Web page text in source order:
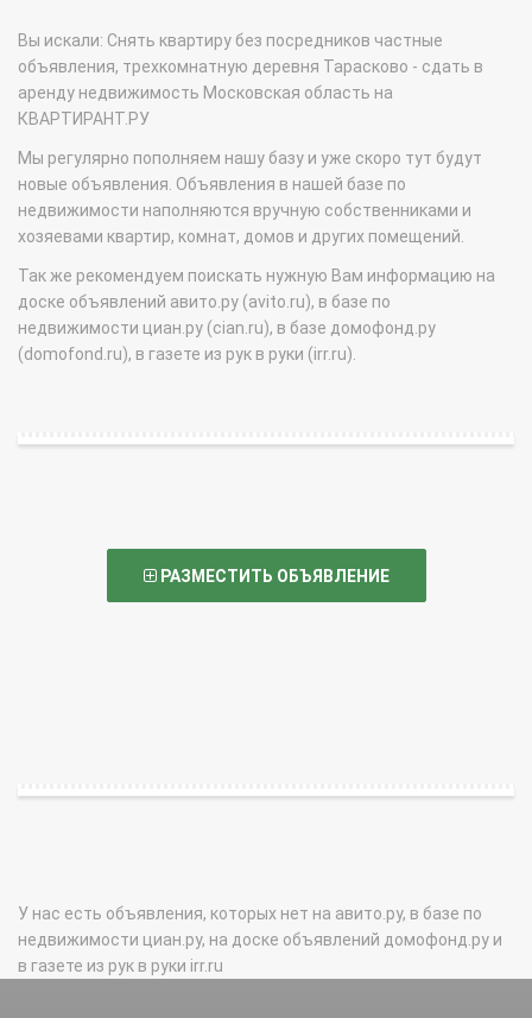
Вы искали: Снять квартиру без посредников частные
объявления, трехкомнатную деревня Тарасково - сдать в
аренду недвижимость Московская область на
КВАРТИРАНТ.РУ
Мы регулярно пополняем нашу базу и уже скоро тут будут
новые объявления. Объявления в нашей базе по
недвижимости наполняются вручную собственниками и
хозяевами квартир, комнат, домов и других помещений.
Так же рекомендуем поискать нужную Вам информацию на
доске объявлений авито.ру (avito.ru), в базе по
недвижимости циан.ру (cian.ru), в базе домофонд.ру
(domofond.ru), в газете из рук в руки (irr.ru).
РАЗМЕСТИТЬ ОБЪЯВЛЕНИЕ
У нас есть объявления, которых нет на авито.ру, в базе по
недвижимости циан.ру, на доске объявлений домофонд.ру и
в газете из рук в руки irr.ru